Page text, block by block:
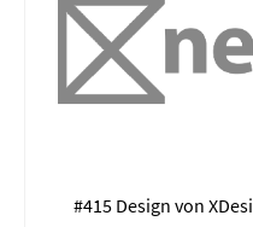
#415 Design von